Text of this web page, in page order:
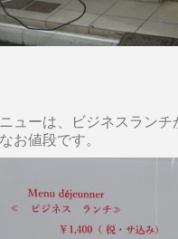
ューは、ビジネスラン
お値段です。